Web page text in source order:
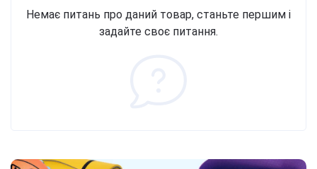
Немає питань про даний товар, станьте першим і
задайте своє питання.